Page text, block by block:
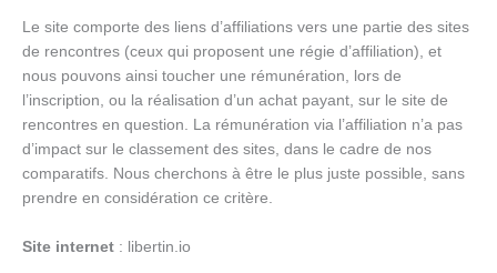
Le site comporte des liens d’affiliations vers une partie des sites
de rencontres (ceux qui proposent une régie d’affiliation), et
nous pouvons ainsi toucher une rémunération, lors de
l’inscription, ou la réalisation d’un achat payant, sur le site de
rencontres en question. La rémunération via l’affiliation n’a pas
d’impact sur le classement des sites, dans le cadre de nos
comparatifs. Nous cherchons à être le plus juste possible, sans
prendre en considération ce critère.
Site internet : libertin.io